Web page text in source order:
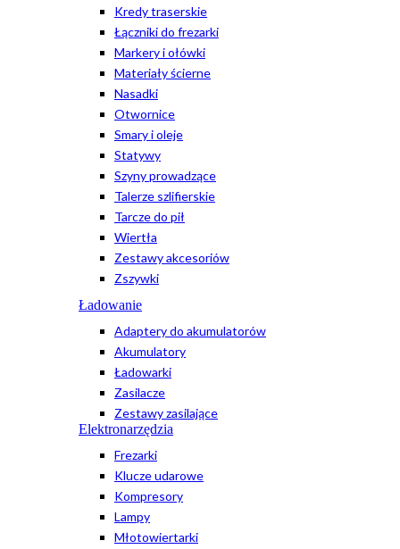
Kredy traserskie
Łączniki do frezarki
Markery i ołówki
Materiały ścierne
Nasadki
Otwornice
Smary i oleje
Statywy
Szyny prowadzące
Talerze szlifierskie
Tarcze do pił
Wiertła
Zestawy akcesoriów
Zszywki
Ładowanie
Adaptery do akumulatorów
Akumulatory
Ładowarki
Zasilacze
Zestawy zasilające
Elektronarzędzia
Frezarki
Klucze udarowe
Kompresory
Lampy
Młotowiertarki